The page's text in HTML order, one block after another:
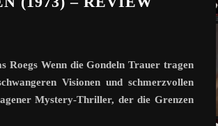
Roegs Wenn die Gondeln Trauer tragen
Visionen und schmerzvollen
Mystery-Thriller, der die Grenzen